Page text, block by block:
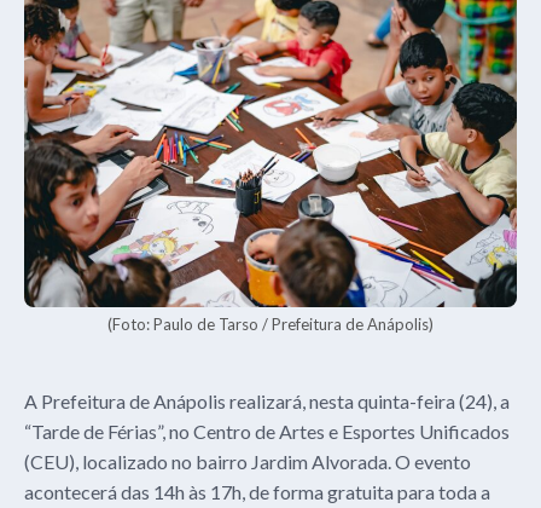
(Foto: Paulo de Tarso / Prefeitura de Anápolis)
A Prefeitura de Anápolis realizará, nesta quinta-feira (24), a
“Tarde de Férias”, no Centro de Artes e Esportes Unificados
(CEU), localizado no bairro Jardim Alvorada. O evento
acontecerá das 14h às 17h, de forma gratuita para toda a